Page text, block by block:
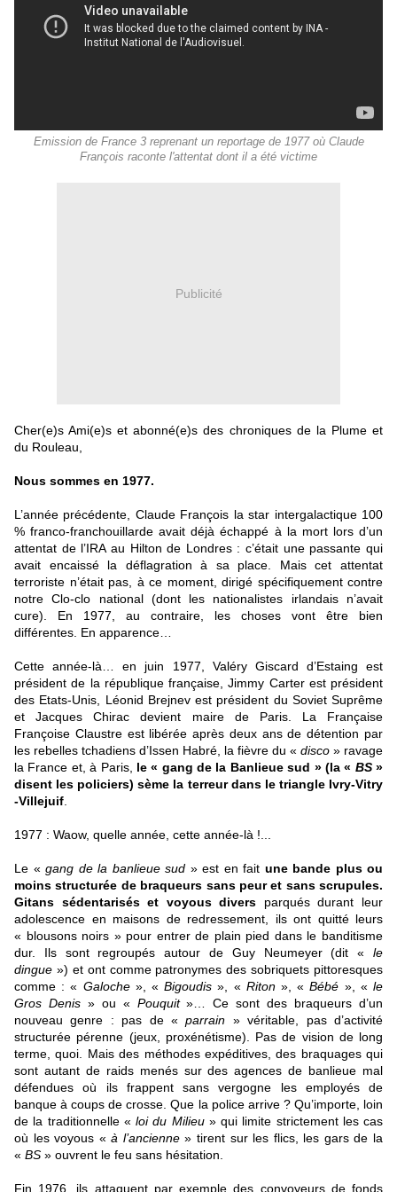
Emission de France 3 reprenant un reportage de 1977 où Claude
François raconte l'attentat dont il a été victime
Publicité
Cher(e)s Ami(e)s et abonné(e)s des chroniques de la Plume et
du Rouleau,
Nous sommes en 1977.
L’année précédente, Claude François la star intergalactique 100
% franco-franchouillarde avait déjà échappé à la mort lors d’un
attentat de l’IRA au Hilton de Londres : c’était une passante qui
avait encaissé la déflagration à sa place. Mais cet attentat
terroriste n’était pas, à ce moment, dirigé spécifiquement contre
notre Clo-clo national (dont les nationalistes irlandais n’avait
cure). En 1977, au contraire, les choses vont être bien
différentes. En apparence…
Cette année-là… en juin 1977, Valéry Giscard d’Estaing est
président de la république française, Jimmy Carter est président
des Etats-Unis, Léonid Brejnev est président du Soviet Suprême
et Jacques Chirac devient maire de Paris. La Française
Françoise Claustre est libérée après deux ans de détention par
les rebelles tchadiens d’Issen Habré, la fièvre du « disco » ravage
la France et, à Paris, le « gang de la Banlieue sud » (la « BS »
disent les policiers) sème la terreur dans le triangle Ivry-Vitry
-Villejuif
1977 : Waow, quelle année, cette année-là !...
Le « gang de la banlieue sud » est en fait une bande plus ou
moins structurée de braqueurs sans peur et sans scrupules.
Gitans sédentarisés et voyous divers parqués durant leur
adolescence en maisons de redressement, ils ont quitté leurs
« blousons noirs » pour entrer de plain pied dans le banditisme
dur. Ils sont regroupés autour de Guy Neumeyer (dit « le
dingue ») et ont comme patronymes des sobriquets pittoresques
comme : « Galoche », «Bigoudis», « Riton», «Bébé », «le
Gros Denis » ou « Pouquit»… Ce sont des braqueurs d’un
nouveau genre : pas de «parrain » véritable, pas d’activité
structurée pérenne (jeux, proxénétisme). Pas de vision de long
terme, quoi. Mais des méthodes expéditives, des braquages qui
sont autant de raids menés sur des agences de banlieue mal
défendues où ils frappent sans vergogne les employés de
banque à coups de crosse. Que la police arrive ? Qu’importe, loin
de la traditionnelle « loi du Milieu » qui limite strictement les cas
où les voyous «à l’ancienne» tirent sur les flics, les gars de la
« BS » ouvrent le feu sans hésitation.
Fin 1976, ils attaquent par exemple des convoyeurs de fonds